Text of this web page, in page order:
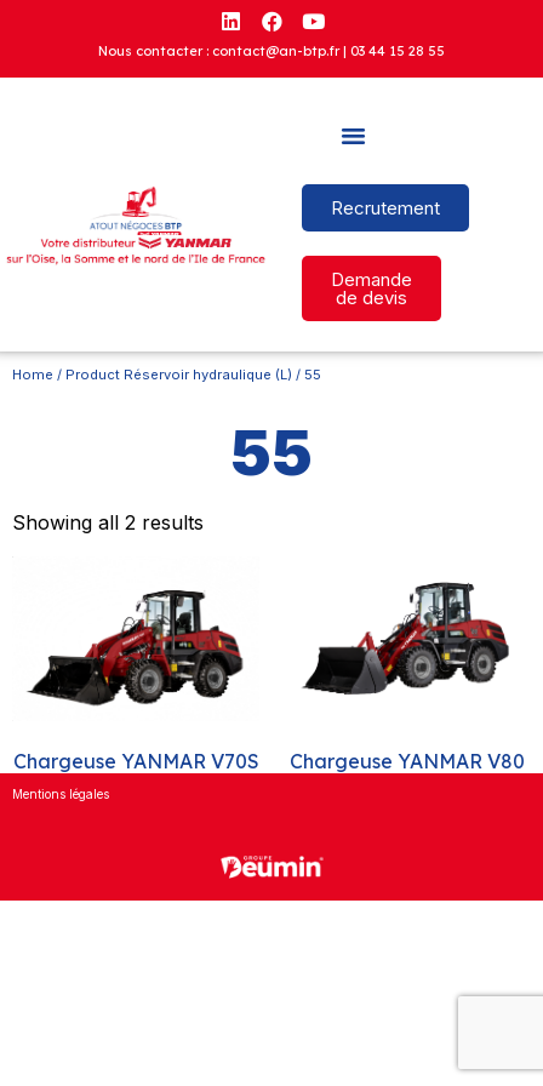
Nous contacter : contact@an-btp.fr | 03 44 15 28 55
Recrutement
Demande
de devis
Home / Product Réservoir hydraulique (L) / 55
55
Showing all 2 results
Chargeuse YANMAR V70S Chargeuse YANMAR V80
Mentions légales